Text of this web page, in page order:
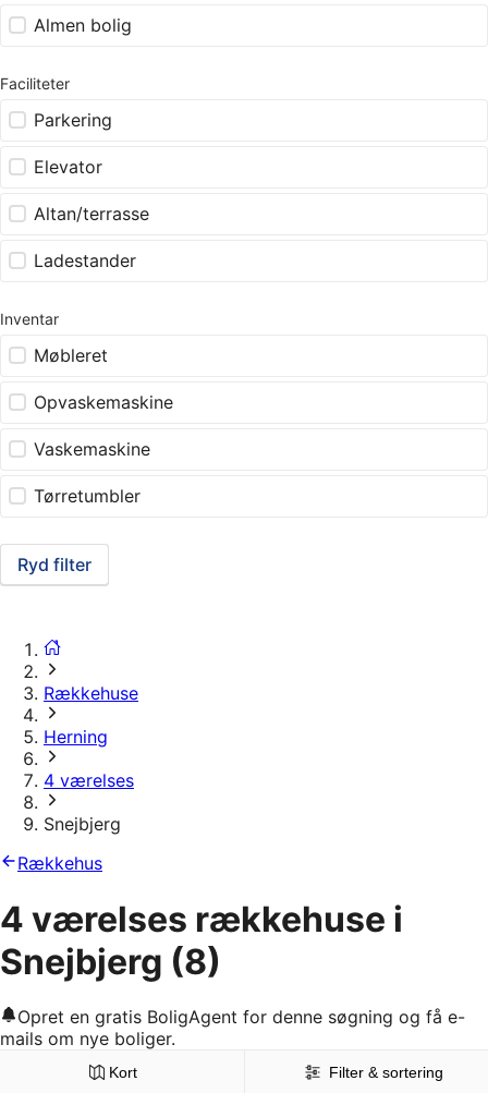
Almen bolig
Faciliteter
Parkering
Elevator
Altan/terrasse
Ladestander
Inventar
Møbleret
Opvaskemaskine
Vaskemaskine
Tørretumbler
Ryd filter
Rækkehuse
Herning
4 værelses
Snejbjerg
Rækkehus
4 værelses rækkehuse i
Snejbjerg (8)
Opret en gratis BoligAgent for denne søgning og få e-
mails om nye boliger.
Kort Filter & sortering